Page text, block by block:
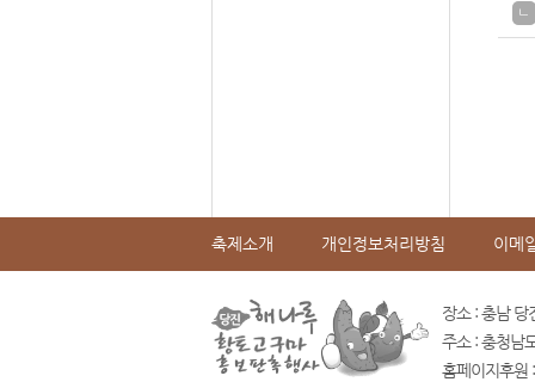
ㄴ
축제소개 개인정보처리방침 이메
장소 : 충남 당
주소 : 충청남
홈페이지후원